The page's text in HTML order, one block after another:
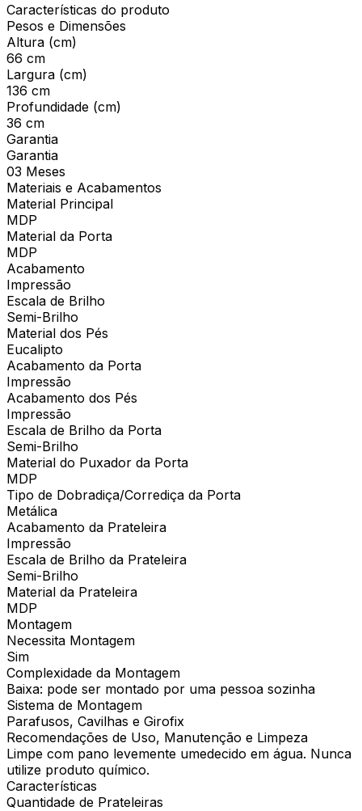
Características do produto
Pesos e Dimensões
Altura (cm)
66 cm
Largura (cm)
136 cm
Profundidade (cm)
36 cm
Garantia
Garantia
03 Meses
Materiais e Acabamentos
Material Principal
MDP
Material da Porta
MDP
Acabamento
Impressão
Escala de Brilho
Semi-Brilho
Material dos Pés
Eucalipto
Acabamento da Porta
Impressão
Acabamento dos Pés
Impressão
Escala de Brilho da Porta
Semi-Brilho
Material do Puxador da Porta
MDP
Tipo de Dobradiça/Corrediça da Porta
Metálica
Acabamento da Prateleira
Impressão
Escala de Brilho da Prateleira
Semi-Brilho
Material da Prateleira
MDP
Montagem
Necessita Montagem
Sim
Complexidade da Montagem
Baixa: pode ser montado por uma pessoa sozinha
Sistema de Montagem
Parafusos, Cavilhas e Girofix
Recomendações de Uso, Manutenção e Limpeza
Limpe com pano levemente umedecido em água. Nunca
utilize produto químico.
Características
Quantidade de Prateleiras